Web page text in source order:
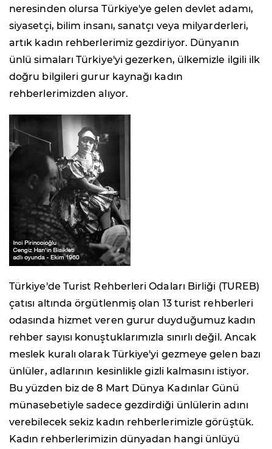
neresinden olursa Türkiye'ye gelen devlet adamı,
siyasetçi, bilim insanı, sanatçı veya milyarderleri,
artık kadın rehberlerimiz gezdiriyor. Dünyanın
ünlü simaları Türkiye'yi gezerken, ülkemizle ilgili ilk
doğru bilgileri gurur kaynağı kadın
rehberlerimizden alıyor.
Türkiye'de Turist Rehberleri Odaları Birliği (TUREB)
çatısı altında örgütlenmiş olan 13 turist rehberleri
odasında hizmet veren gurur duyduğumuz kadın
rehber sayısı konuştuklarımızla sınırlı değil. Ancak
meslek kuralı olarak Türkiye'yi gezmeye gelen bazı
ünlüler, adlarının kesinlikle gizli kalmasını istiyor.
Bu yüzden biz de 8 Mart Dünya Kadınlar Günü
münasebetiyle sadece gezdirdiği ünlülerin adını
verebilecek sekiz kadın rehberlerimizle görüştük.
Kadın rehberlerimizin dünyadan hangi ünlüyü